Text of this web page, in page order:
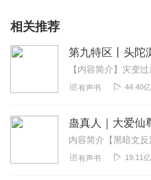
2tduyyvflpznsprcow9e
主播辛苦了！主播很棒！
残玩意儿一个好下场都
音控姐
这无脑文个个都好自私
相关推荐
有声书 44.40亿
有声书 19.11亿